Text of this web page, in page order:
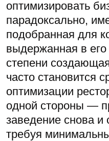
оптимизировать
парадоксально,
подобранная для
выдержанная в
степени
часто становится
оптимизации
одной стороны —
заведение снова
требуя